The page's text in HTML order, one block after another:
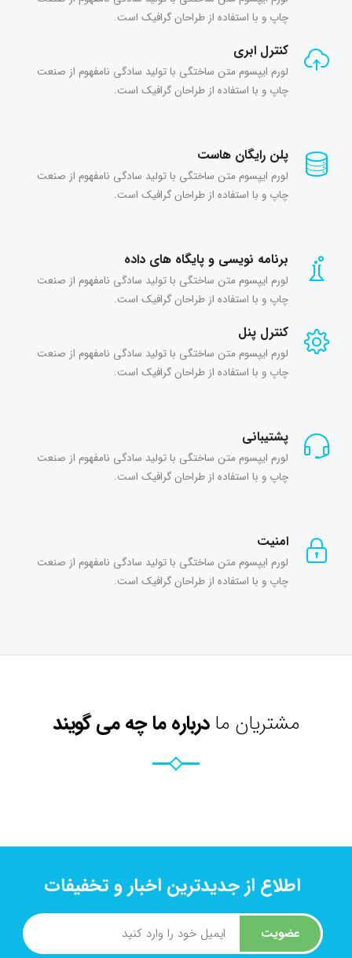
چاپ و با استفاده از طراحان گرافیک است.
کنترل ابری
لورم ایپسوم متن ساختگی با تولید سادگی نامفهوم از صنعت
چاپ و با استفاده از طراحان گرافیک است.
پلن رایگان هاست
لورم ایپسوم متن ساختگی با تولید سادگی نامفهوم از صنعت
چاپ و با استفاده از طراحان گرافیک است.
برنامه نویسی و پایگاه های داده
لورم ایپسوم متن ساختگی با تولید سادگی نامفهوم از صنعت
چاپ و با استفاده از طراحان گرافیک است.
کنترل پنل
لورم ایپسوم متن ساختگی با تولید سادگی نامفهوم از صنعت
چاپ و با استفاده از طراحان گرافیک است.
پشتیبانی
لورم ایپسوم متن ساختگی با تولید سادگی نامفهوم از صنعت
چاپ و با استفاده از طراحان گرافیک است.
امنیت
لورم ایپسوم متن ساختگی با تولید سادگی نامفهوم از صنعت
چاپ و با استفاده از طراحان گرافیک است.
مشتریان مادرباره ما چه می گویند
اطلاع از جدیدترین اخبار و تخفیفات
عضویت